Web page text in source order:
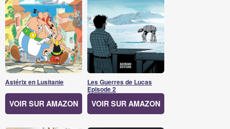
Astérix en Lusitanie
VOIR SUR AMAZON
Les Guerres de Lucas
Episode 2
VOIR SUR AMAZON